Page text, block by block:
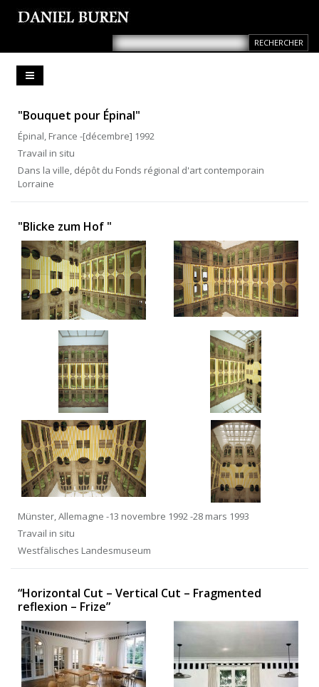
"Bouquet pour Épinal"
Épinal, France -[décembre] 1992
Travail in situ
Dans la ville, dépôt du Fonds régional d'art contemporain
Lorraine
"Blicke zum Hof "
Münster, Allemagne -13 novembre 1992 -28 mars 1993
Travail in situ
Westfälisches Landesmuseum
“Horizontal Cut – Vertical Cut – Fragmented
reflexion – Frize”